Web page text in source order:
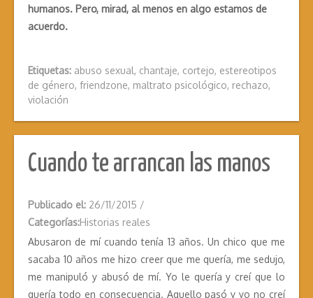
humanos. Pero, mirad, al menos en algo estamos de
acuerdo.
Etiquetas: abuso sexual, chantaje, cortejo, estereotipos
de género, friendzone, maltrato psicológico, rechazo,
violación
Cuando te arrancan las manos
Publicado el: 26/11/2015 /
Categorías:Historias reales
Abusaron de mí cuando tenía 13 años. Un chico que me
sacaba 10 años me hizo creer que me quería, me sedujo,
me manipuló y abusó de mí. Yo le quería y creí que lo
quería todo en consecuencia. Aquello pasó y yo no creí